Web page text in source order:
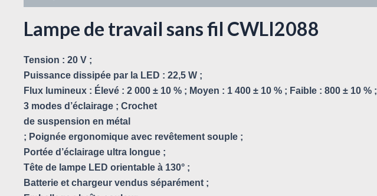
Lampe de travail sans fil CWLI2088
Tension : 20 V ;
Puissance dissipée par la LED : 22,5 W ;
Flux lumineux : Élevé : 2 000 ± 10 % ; Moyen : 1 400 ± 10 % ; Faible : 800 ± 10 % ;
3 modes d’éclairage ; Crochet
de suspension en métal
; Poignée ergonomique avec revêtement souple ;
Portée d’éclairage ultra longue ;
Tête de lampe LED orientable à 130° ;
Batterie et chargeur vendus séparément ;